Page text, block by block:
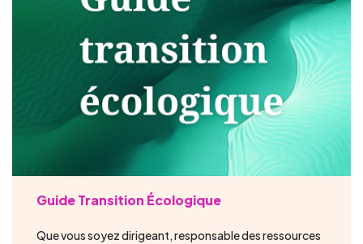
Guide Transition Écologique
Que vous soyez dirigeant, responsable des ressources